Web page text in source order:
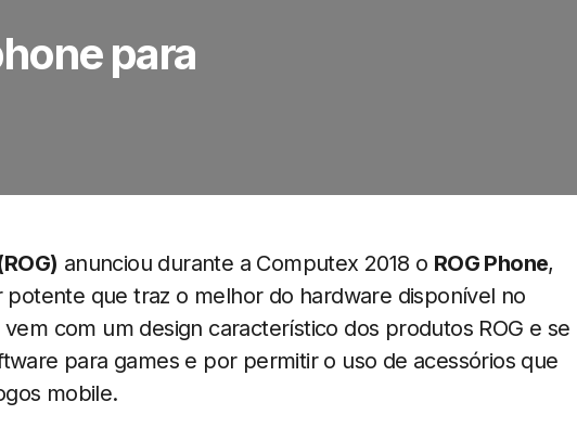
para
anunciou durante a Computex 2018 o ROG Phone,
que traz o melhor do hardware disponível no
com um design característico dos produtos ROG e se
para games e por permitir o uso de acessórios que
mobile.